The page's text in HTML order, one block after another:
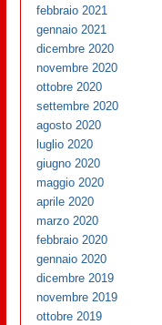
febbraio 2021
gennaio 2021
dicembre 2020
novembre 2020
ottobre 2020
settembre 2020
agosto 2020
luglio 2020
giugno 2020
maggio 2020
aprile 2020
marzo 2020
febbraio 2020
gennaio 2020
dicembre 2019
novembre 2019
ottobre 2019